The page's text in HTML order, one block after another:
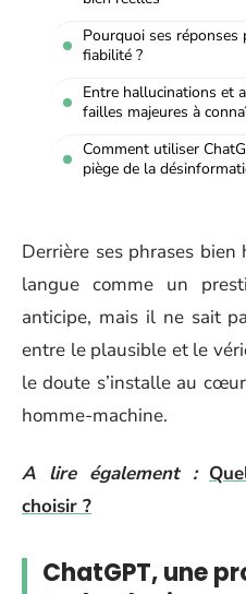
Pourquoi ses
fiabilité ?
Entre hallucinations et
failles majeures à
Comment utiliser
piège de la
Derrière ses phrases bien
langue comme un
anticipe, mais il ne sait
entre le plausible et le
le doute s’installe au
homme-machine.
A lire également :
choisir ?
ChatGPT, une